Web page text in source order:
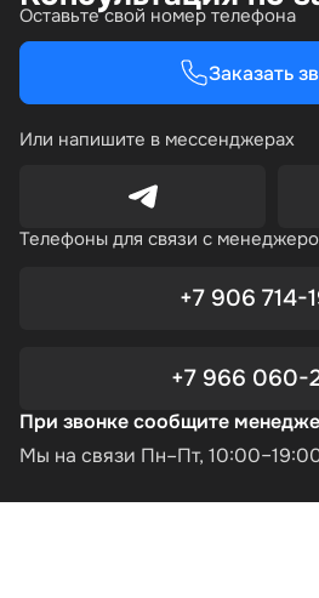
Оставьте свой номер телефона
Заказать
Или напишите в мессенджерах
Телефоны для связи с
+7 906 714-
+7 966 060-
При звонке сообщите
Мы на связи Пн–Пт,